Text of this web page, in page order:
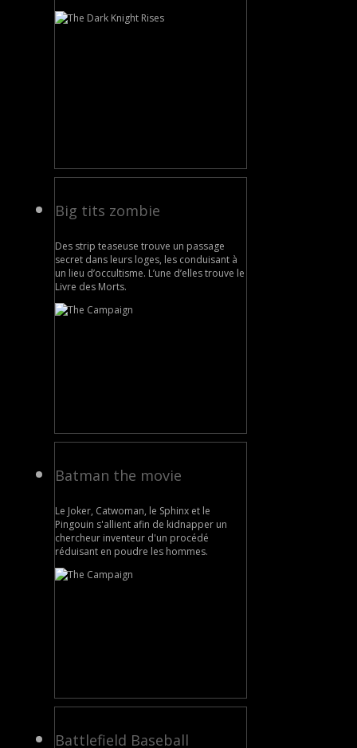
Big tits zombie
Des strip teaseuse trouve un passage
secret dans leurs loges, les conduisant à
un lieu d’occultisme. L’une d’elles trouve le
Livre des Morts.
Batman the movie
Le Joker, Catwoman, le Sphinx et le
Pingouin s'allient afin de kidnapper un
chercheur inventeur d'un procédé
réduisant en poudre les hommes.
Battlefield Baseball